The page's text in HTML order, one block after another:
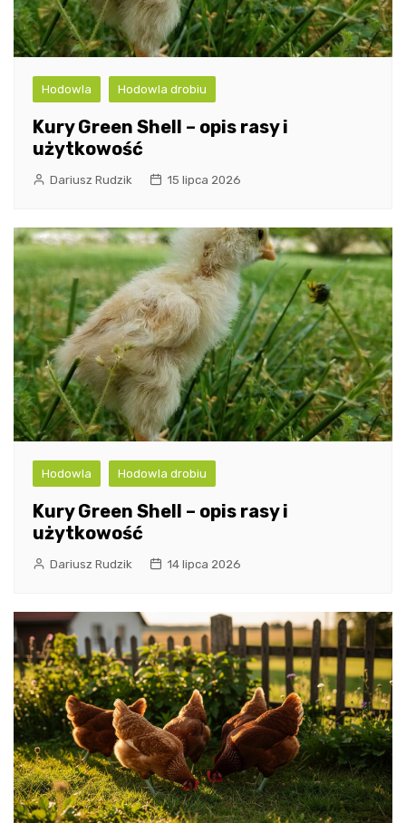
Hodowla Hodowla drobiu
Kury Green Shell – opis rasy i
użytkowość
Dariusz Rudzik 15 lipca 2026
Hodowla Hodowla drobiu
Kury Green Shell – opis rasy i
użytkowość
Dariusz Rudzik 14 lipca 2026